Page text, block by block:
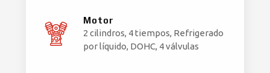
Motor
2 cilindros, 4 tiempos, Refrigerado
por líquido, DOHC, 4 válvulas